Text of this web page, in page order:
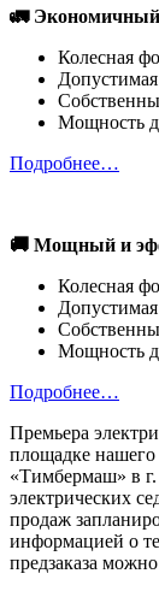
🚛
Колесная
Допустимая
Мощность
Подробнее…
🚚 Мощный и
Колесная
Допустимая
Мощность
Подробнее…
Премьера
площадке нашего
«Тимбермаш» в г.
электрических
продаж
информацией о
предзаказа